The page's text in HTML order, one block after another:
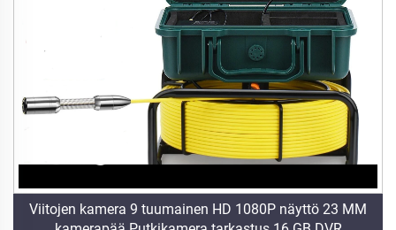
Viitojen kamera 9 tuumainen HD 1080P näyttö 23 MM